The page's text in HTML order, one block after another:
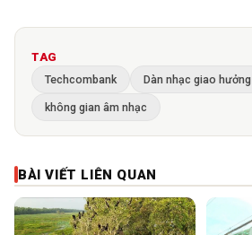
TAG
Techcombank
Dàn nhạc giao hưởng
không gian âm nhạc
BÀI VIẾT LIÊN QUAN